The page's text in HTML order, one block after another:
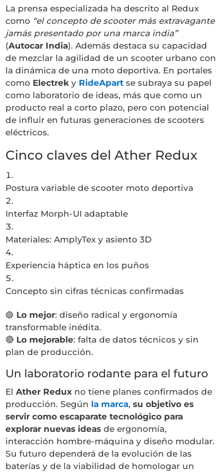
La prensa especializada ha descrito al Redux
como “el concepto de scooter más extravagante
jamás presentado por una marca india”
(Autocar India). Además destaca su capacidad
de mezclar la agilidad de un scooter urbano con
la dinámica de una moto deportiva. En portales
como Electreky RideApart se subraya su papel
como laboratorio de ideas, más que como un
producto real a corto plazo, pero con potencial
de influir en futuras generaciones de scooters
eléctricos.
Cinco claves del Ather Redux
Postura variable de scooter moto deportiva
Interfaz Morph-UI adaptable
Materiales: AmplyTex y asiento 3D
Experiencia háptica en los puños
Concepto sin cifras técnicas confirmadas
🟢 Lo mejor: diseño radical y ergonomía
transformable inédita.
🔴 Lo mejorable: falta de datos técnicos y sin
plan de producción.
Un laboratorio rodante para el futuro
ElAther Redux no tiene planes confirmados de
producción. Según la marca,su objetivo es
servir como escaparate tecnológico para
explorar nuevas ideas de ergonomía,
interacción hombre-máquina y diseño modular.
Su futuro dependerá de la evolución de las
baterías y de la viabilidad de homologar un